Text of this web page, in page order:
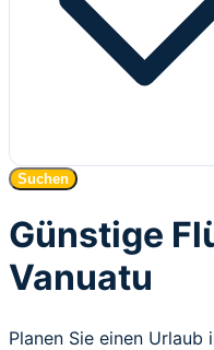
Suchen
Günstige
Vanuatu
Planen Sie einen Urlaub